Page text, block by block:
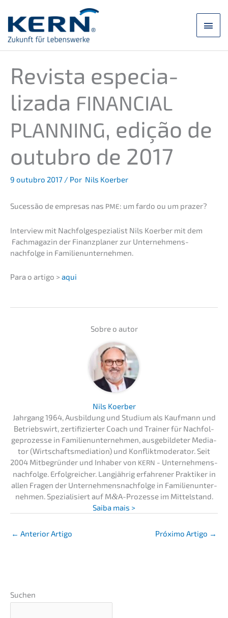
para
conteúdo
Revis­ta especia­
lizada FINANCIAL
PLANNING, edição de
outub­ro de 2017
9 outub­ro 2017 / Por Nils Koerber
Suces­são de empre­sas nas PME: um fardo ou um prazer?
Inter­view mit Nachfol­ge­spe­zia­list Nils Koerber mit dem
Fachma­ga­zin der Finanz­pla­ner zur Unternehmens­
nachfolge in Familienunternehmen.
Para o artigo > aqui
Sobre o autor
Nils Koerber
Jahrgang 1964, Ausbil­dung und Studi­um als Kaufmann und
Betriebs­wirt, zerti­fi­zier­ter Coach und Trainer für Nachfol­
ge­pro­zes­se in Famili­en­un­ter­neh­men, ausge­bil­de­ter Media­
tor (Wirtschafts­me­dia­ti­on) und Konflikt­mo­de­ra­tor. Seit
2004 Mitbe­grün­der und Inhaber von KERN - Unternehmens­
nachfolge. Erfolg­rei­cher. Langjäh­rig erfah­re­ner Prakti­ker in
allen Fragen der Unternehmens­nachfolge in Famili­en­un­ter­
neh­men. Spezia­li­siert auf M&A-Prozesse im Mittel­stand.
Saiba mais >
← Anterior Artigo Próxi­mo Artigo →
Suchen